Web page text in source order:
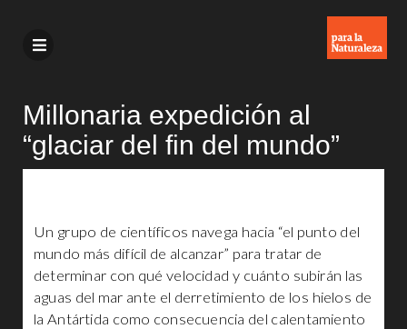
Millonaria expedición al
“glaciar del fin del mundo”
Un grupo de científicos navega hacia “el punto del
mundo más difícil de alcanzar” para tratar de
determinar con qué velocidad y cuánto subirán las
aguas del mar ante el derretimiento de los hielos de
la Antártida como consecuencia del calentamiento